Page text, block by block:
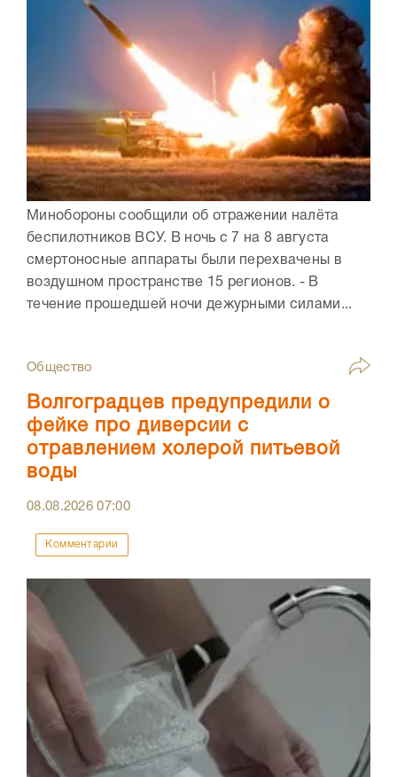
Минобороны сообщили об отражении налёта
беспилотников ВСУ. В ночь с 7 на 8 августа
смертоносные аппараты были перехвачены в
воздушном пространстве 15 регионов. - В
течение прошедшей ночи дежурными силами...
Общество
Волгоградцев предупредили о
фейке про диверсии с
отравлением холерой питьевой
воды
08.08.202607:00
Комментарии